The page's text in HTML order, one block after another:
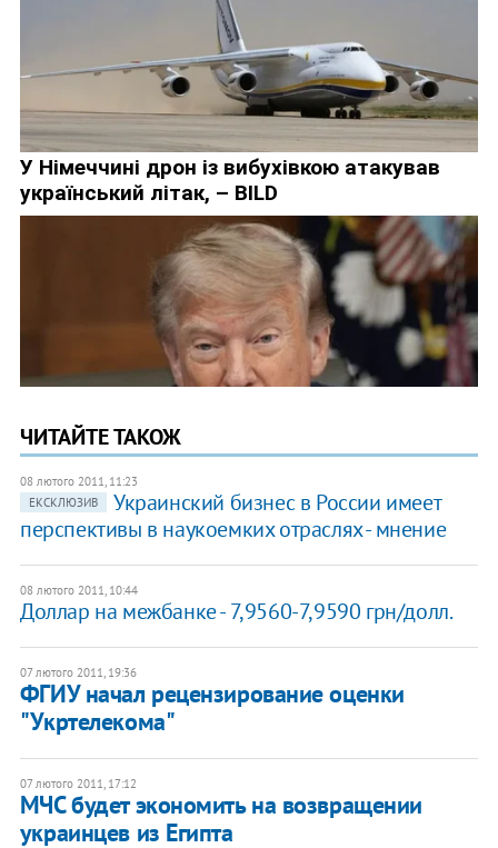
ЧИТАЙТЕ ТАКОЖ
08 лютого 2011, 11:23
ЕКСКЛЮЗИВ
Украинский бизнес в России имеет
перспективы в наукоемких отраслях - мнение
08 лютого 2011, 10:44
Доллар на межбанке - 7,9560-7,9590 грн/долл.
07 лютого 2011, 19:36
ФГИУ начал рецензирование оценки
"Укртелекома"
07 лютого 2011, 17:12
МЧС будет экономить на возвращении
украинцев из Египта